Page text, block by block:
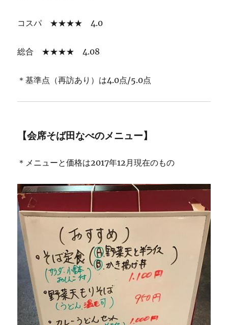
コスパ ★★★★ 4.0
総合 ★★★★ 4.08
＊基準点（再訪あり）は4.0点/5.0点
【会席そば田なべのメニュー】
＊メニューと価格は2017年12月現在のもの